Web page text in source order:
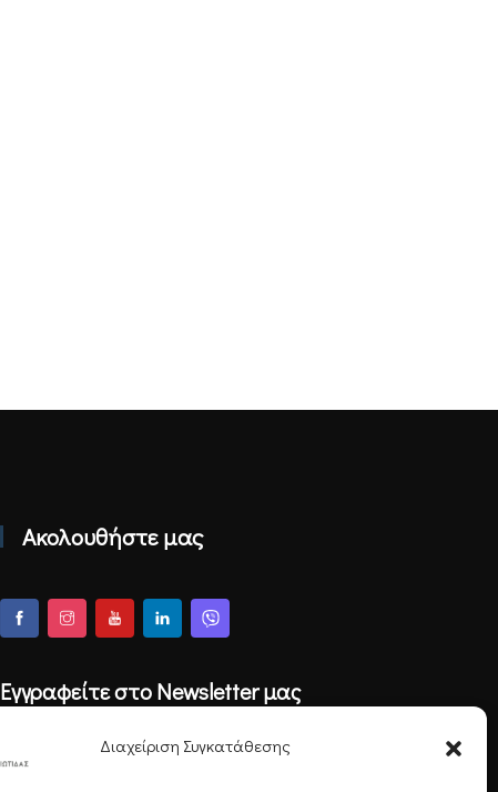
Διαχείριση Συγκατάθεσης
Ακολουθήστε μας
Εγγραφείτε στο Newsletter μας